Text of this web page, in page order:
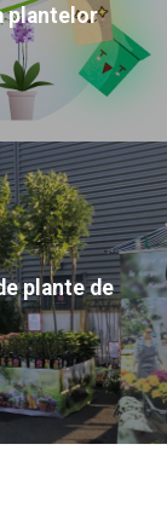
plantelor
plante de